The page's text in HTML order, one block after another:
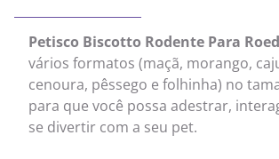
Petisco Biscotto Rodente Para
vários formatos (maçã, morango,
cenoura, pêssego e folhinha) no
para que você possa adestrar,
se divertir com a seu pet.